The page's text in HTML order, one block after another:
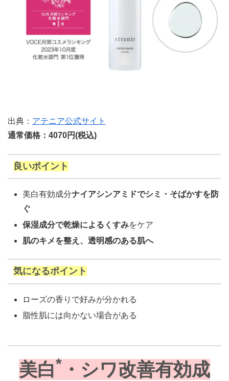
出典： アテニア公式サイト
通常価格：4070円(税込)
良いポイント
美白有効成分ナイアシンアミドでシミ・そばかすを防
ぐ
保湿成分で乾燥によるくすみをケア
肌のキメを整え、透明感のある肌へ
気になるポイント
ローズの香りで好みが分かれる
脂性肌には向かない場合がある
美白* ・シワ改善有効成